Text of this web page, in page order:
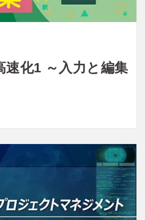
速化1 ～入力と編集